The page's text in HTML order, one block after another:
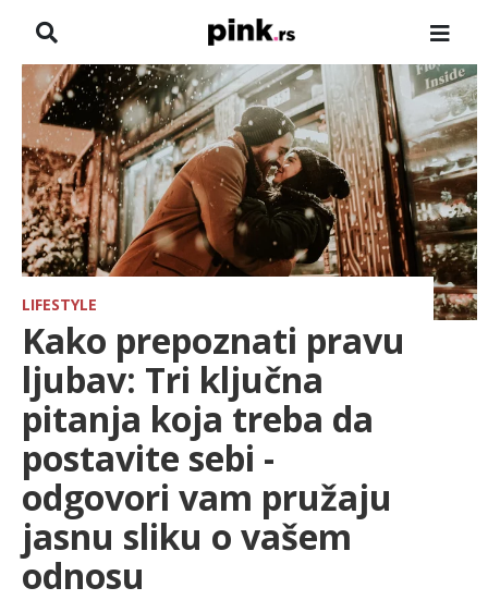
NASLOVNA
VESTI
ZADRUGA
SHOWBIZ
HRONIKA
FARMERI
TV
SPORT
LIFESTYLE
EXTRA
LIFESTYLE
Kako prepoznati pravu
ljubav: Tri ključna
pitanja koja treba da
postavite sebi -
odgovori vam pružaju
jasnu sliku o vašem
odnosu